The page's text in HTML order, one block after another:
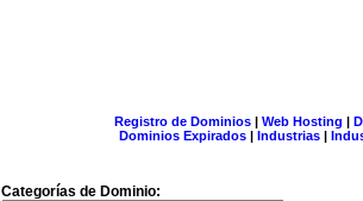
Registro de Dominios| Web Hosting |
Dominios Expirados | Industrias |
Categorías de Dominio: